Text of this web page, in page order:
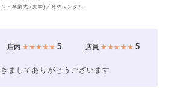
ン：卒業式 (大学)／袴のレンタル
店内★★★★★ 5 店員 ★★★★★5
ましてありがとうございます